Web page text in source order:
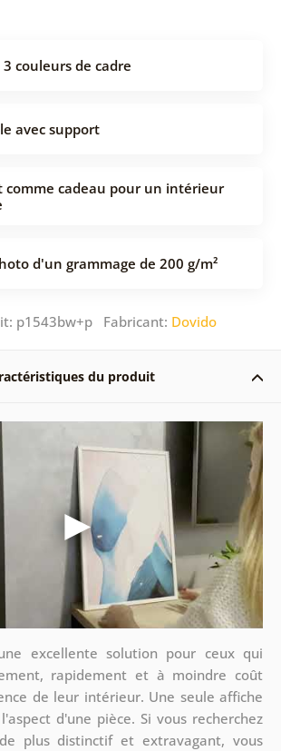
3 couleurs de cadre
avec support
comme cadeau pour un intérieur
d'un grammage de 200 g/m²
p1543bw+p Fabricant: Dovido
du produit
excellente solution pour ceux qui
rapidement et à moindre coût
de leur intérieur. Une seule affiche
d'une pièce. Si vous recherchez
plus distinctif et extravagant, vous